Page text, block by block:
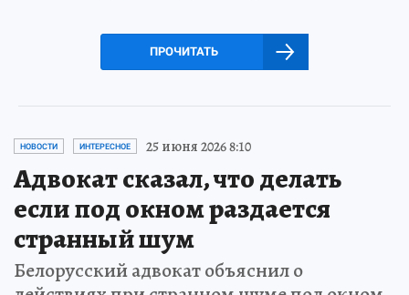
ПРОЧИТАТЬ
НОВОСТИ ИНТЕРЕСНОЕ 25 июня 2026 8:10
Адвокат сказал, что делать
если под окном раздается
странный шум
Белорусский адвокат объяснил о